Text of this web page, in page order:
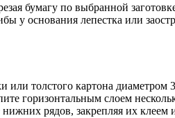
бумагу по выбранной
у основания лепестка или
или толстого картона
горизонтальным слоем
рядов, закрепляя их